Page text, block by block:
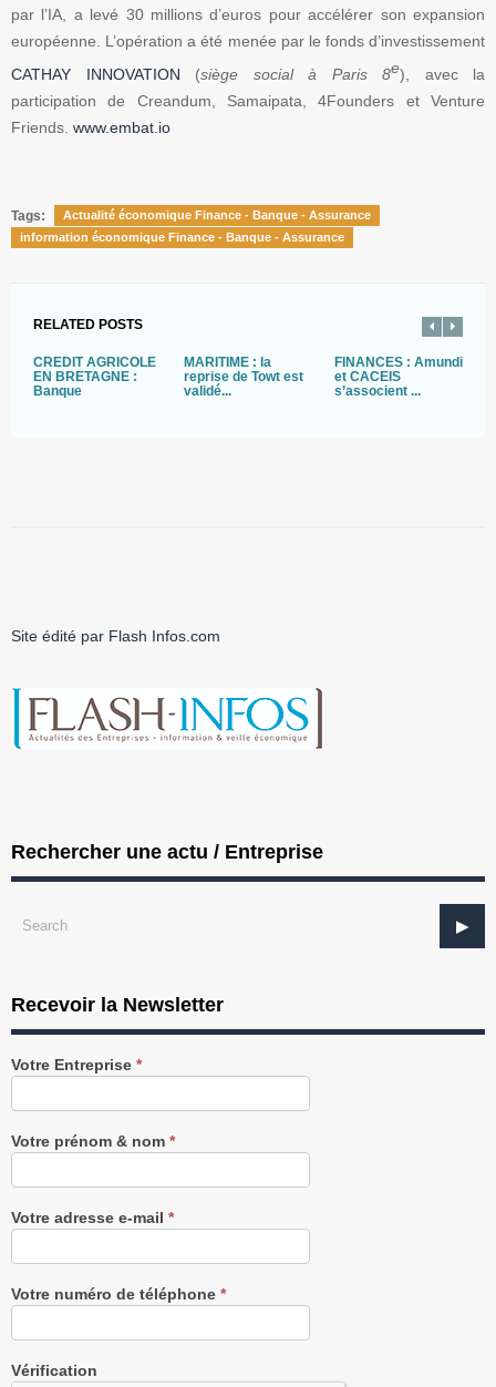
par l’IA, a levé 30 millions d’euros pour accélérer son expansion
européenne. L’opération a été menée par le fonds d’investissement
CATHAY INNOVATION (siège social à Paris 8e), avec la
participation de Creandum, Samaipata, 4Founders et Venture
Friends. www.embat.io
Tags:
Actualité économique Finance - Banque - Assurance
information économique Finance - Banque - Assurance
RELATED POSTS
CRÉDIT AGRICOLE
EN BRETAGNE :
Banque
MARITIME : la
reprise de Towt est
validé...
FINANCES : Amundi
et CACEIS
s’associent ...
Site édité par Flash Infos.com
Rechercher une actu / Entreprise
Recevoir la Newsletter
Recevez
notre
gratuitement
Votre Entreprise *
Votre prénom & nom *
Votre adresse e-mail *
Votre numéro de téléphone *
Vérification